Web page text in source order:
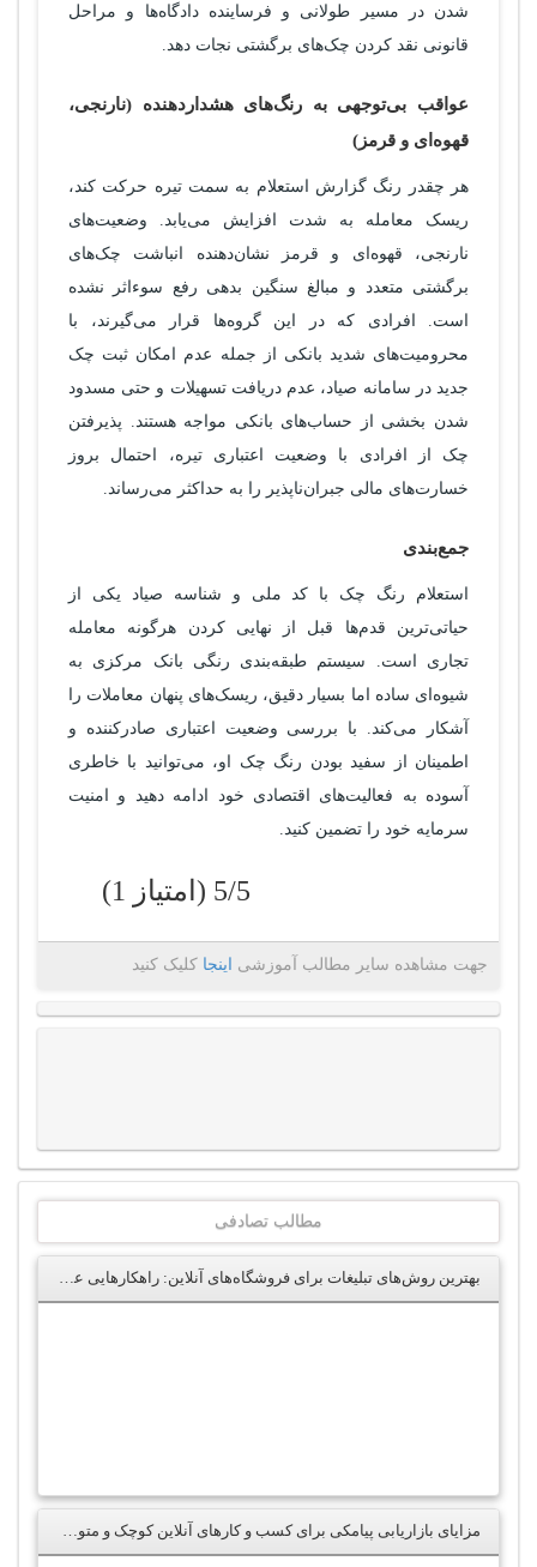
شدن در مسیر طولانی و فرساینده دادگاه‌ها و مراحل
قانونی نقد کردن چک‌های برگشتی نجات دهد.
عواقب بی‌توجهی به رنگ‌های هشداردهنده (نارنجی،
قهوه‌ای و قرمز)
هر چقدر رنگ گزارش استعلام به سمت تیره حرکت کند،
ریسک معامله به شدت افزایش می‌یابد. وضعیت‌های
نارنجی، قهوه‌ای و قرمز نشان‌دهنده انباشت چک‌های
برگشتی متعدد و مبالغ سنگین بدهی رفع سوءاثر نشده
است. افرادی که در این گروه‌ها قرار می‌گیرند، با
محرومیت‌های شدید بانکی از جمله عدم امکان ثبت چک
جدید در سامانه صیاد، عدم دریافت تسهیلات و حتی مسدود
شدن بخشی از حساب‌های بانکی مواجه هستند. پذیرفتن
چک از افرادی با وضعیت اعتباری تیره، احتمال بروز
خسارت‌های مالی جبران‌ناپذیر را به حداکثر می‌رساند.
جمع‌بندی
استعلام رنگ چک با کد ملی و شناسه صیاد یکی از
حیاتی‌ترین قدم‌ها قبل از نهایی کردن هرگونه معامله
تجاری است. سیستم طبقه‌بندی رنگی بانک مرکزی به
شیوه‌ای ساده اما بسیار دقیق، ریسک‌های پنهان معاملات را
آشکار می‌کند. با بررسی وضعیت اعتباری صادرکننده و
اطمینان از سفید بودن رنگ چک او، می‌توانید با خاطری
آسوده به فعالیت‌های اقتصادی خود ادامه دهید و امنیت
سرمایه خود را تضمین کنید.
5/5 (امتیاز 1)
جهت مشاهده سایر مطالب آموزشی اینجا کلیک کنید
مطالب تصادفی